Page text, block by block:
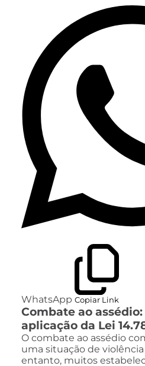
WhatsApp Copiar Link
Combate ao
aplicação da Lei
O combate ao assédio
uma situação de
entanto, muitos